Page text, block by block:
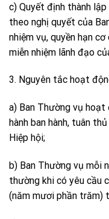
c) Quyết định thành
theo nghị quyết của
nhiệm vụ, quyền hạn
miễn nhiệm lãnh đạo
3. Nguyên tắc hoạt
a) Ban Thường vụ hoạt
hành ban hành, tuân
Hiệp hội;
b) Ban Thường vụ mỗi
thường khi có yêu cầu
(năm mươi phần trăm)